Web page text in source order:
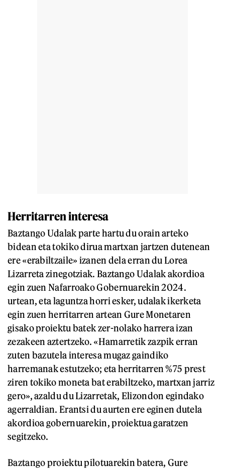
Herritarren interesa
Baztango Udalak parte hartu du orain arteko
bidean eta tokiko dirua martxan jartzen dutenean
ere «erabiltzaile» izanen dela erran du Lorea
Lizarreta zinegotziak. Baztango Udalak akordioa
egin zuen Nafarroako Gobernuarekin 2024.
urtean, eta laguntza horri esker, udalak ikerketa
egin zuen herritarren artean Gure Monetaren
gisako proiektu batek zer-nolako harrera izan
zezakeen aztertzeko. «Hamarretik zazpik erran
zuten bazutela interesa mugaz gaindiko
harremanak estutzeko; eta herritarren %75 prest
ziren tokiko moneta bat erabiltzeko, martxan jarriz
gero», azaldu du Lizarretak, Elizondon egindako
agerraldian. Erantsi du aurten ere eginen dutela
akordioa gobernuarekin, proiektua garatzen
segitzeko.
Baztango proiektu pilotuarekin batera, Gure